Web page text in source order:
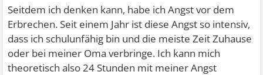
Seitdem ich denken kann, habe ich Angst vor dem
Erbrechen. Seit einem Jahr ist diese Angst so intensiv,
dass ich schulunfähig bin und die meiste Zeit Zuhause
oder bei meiner Oma verbringe. Ich kann mich
theoretisch also 24 Stunden mit meiner Angst